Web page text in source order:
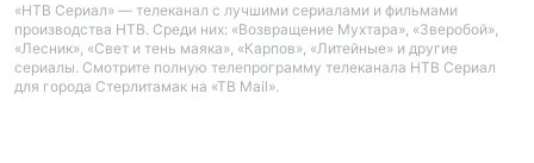
«НТВ Сериал» — телеканал с лучшими сериалами и фильмами
производства НТВ. Среди них: «Возвращение Мухтара», «Зверобой»,
«Лесник», «Свет и тень маяка», «Карпов», «Литейные» и другие
сериалы. Смотрите полную телепрограмму телеканала НТВ Сериал
для города Стерлитамак на «ТВ Mail».